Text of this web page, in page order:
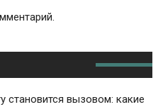
становится вызовом: какие